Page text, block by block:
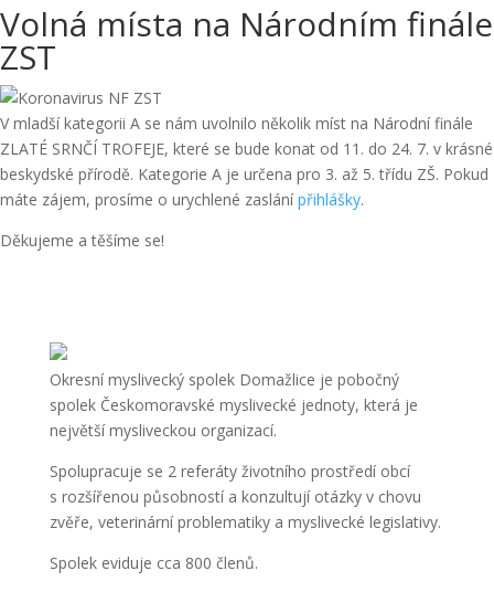
Volná místa na Národním finále
ZST
V mladší kategorii A se nám uvolnilo několik míst na Národní finále
ZLATÉ SRNČÍ TROFEJE, které se bude konat od 11. do 24. 7. v krásné
beskydské přírodě. Kategorie A je určena pro 3. až 5. třídu ZŠ. Pokud
máte zájem, prosíme o urychlené zaslánípřihlášky.
Děkujeme a těšíme se!
Okresní myslivecký spolek Domažlice je pobočný
spolek Českomoravské myslivecké jednoty, která je
největší mysliveckou organizací.
Spolupracuje se 2 referáty životního prostředí obcí
s rozšířenou působností a konzultují otázky v chovu
zvěře, veterinární problematiky a myslivecké legislativy.
Spolek eviduje cca 800 členů.